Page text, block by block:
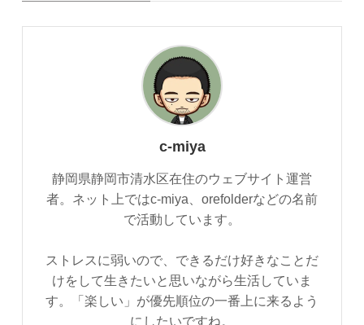
c-miya
静岡県静岡市清水区在住のウェブサイト運営
者。ネット上ではc-miya、orefolderなどの名前
で活動しています。
ストレスに弱いので、できるだけ好きなことだ
けをして生きたいと思いながら生活していま
す。「楽しい」が優先順位の一番上に来るよう
にしたいですね。